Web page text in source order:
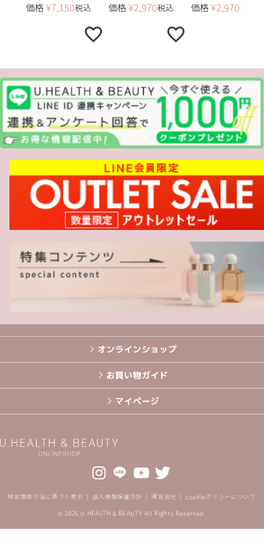
価格 ¥7,150税込
価格 ¥2,970税込
価格 ¥2,970税込
オンラインショップ
お買い物ガイド
マイページ
© 2025 U.HEALTH & BEAUTY All Rights Reserved.
特定商取引法に基づく表示 個人情報保護方針 運営会社 cookieポリシーについて